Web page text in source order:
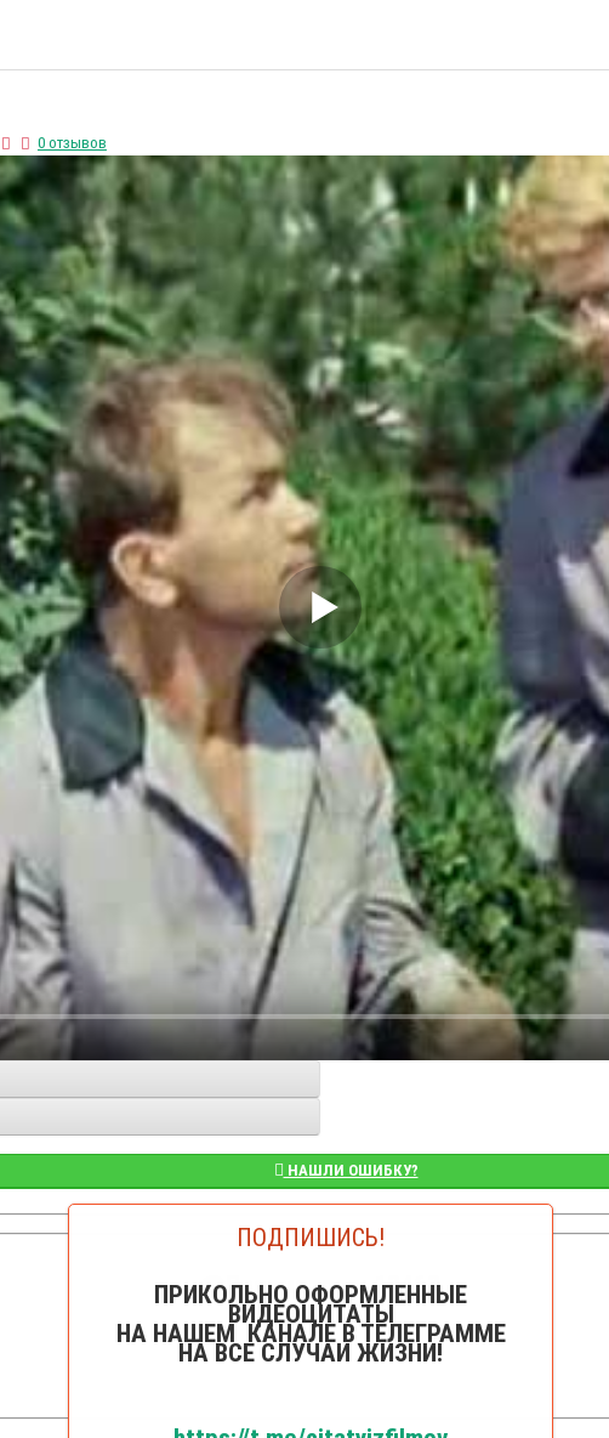
0 отзывов
НАШЛИ ОШИБКУ?
👁️Просмотров: 13463
ПОДПИШИСЬ!
ПРИКОЛЬНО ОФОРМЛЕННЫЕ
ВИДЕОЦИТАТЫ
НА НАШЕМ КАНАЛЕ В ТЕЛЕГРАММЕ
НА ВСЕ СЛУЧАИ ЖИЗНИ!